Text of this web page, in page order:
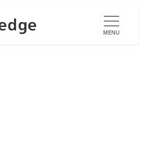
MENU